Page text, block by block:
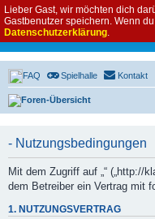
Lieber Gast, wir möchten dich
Gastbenutzer speichern. Wenn
Datenschutzerklärung.
FAQ Spielhalle Kontakt
Foren-Übersicht
- Nutzungsbedingungen
Mit dem Zugriff auf „“ („http://
dem Betreiber ein Vertrag mit
1. NUTZUNGSVERTRAG